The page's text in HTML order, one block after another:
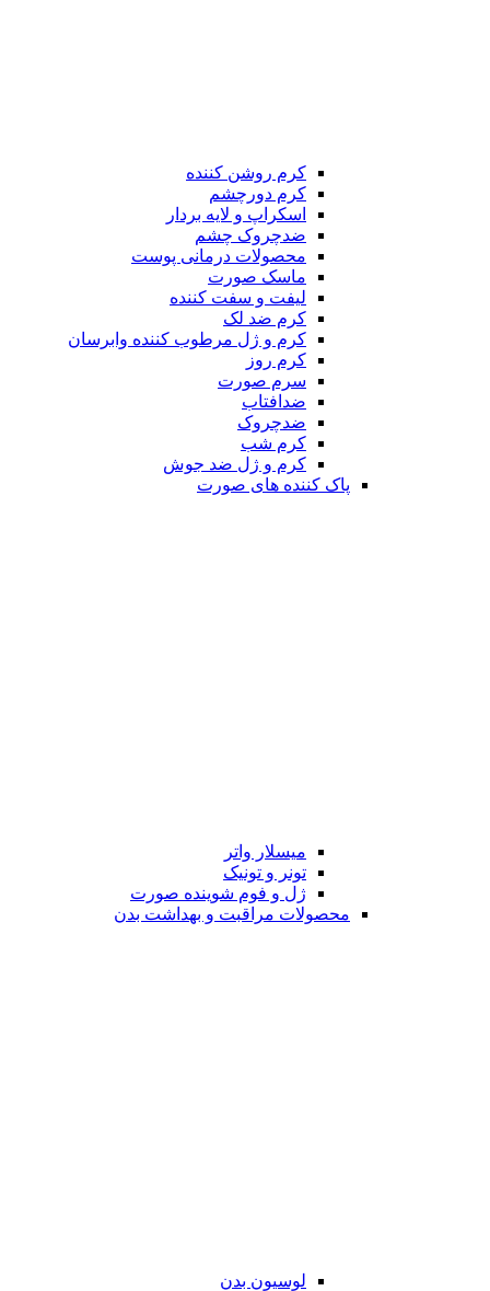
کرم روشن کننده
کرم دورچشم
اسکراپ و لایه بردار
ضدچروک چشم
محصولات درمانی پوست
ماسک صورت
لیفت و سفت کننده
کرم ضد لک
کرم و ژل مرطوب کننده وابرسان
کرم روز
سرم صورت
ضدافتاب
ضدچروک
کرم شب
کرم و ژل ضد جوش
پاک کننده های صورت
میسلار واتر
تونر و تونیک
ژل و فوم شوینده صورت
محصولات مراقبت و بهداشت بدن
لوسیون بدن